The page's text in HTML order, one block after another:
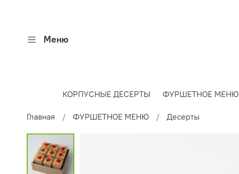
Меню
КОРПУСНЫЕ ДЕСЕРТЫ ФУРШЕТНОЕ МЕНЮ
Главная ФУРШЕТНОЕ МЕНЮ Десерты